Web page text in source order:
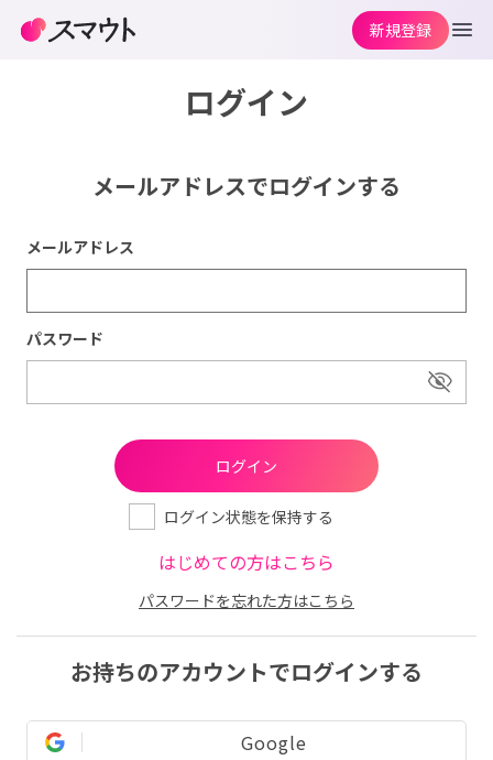
ログイン
メールアドレスでログインする
メールアドレス
パスワード
ログイン状態を保持する
はじめての方はこちら
パスワードを忘れた方はこちら
お持ちのアカウントでログインする
Google
新規登録